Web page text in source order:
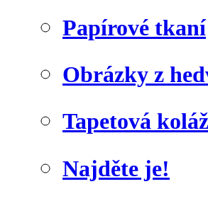
Papírové tkaní
Obrázky z
Tapetová koláž
Najděte je!